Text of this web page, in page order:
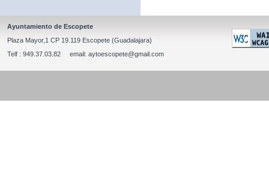
Ayuntamiento de Escopete
Plaza Mayor,1 CP 19.119 Escopete (Guadalajara)
Telf : 949.37.03.82 email: aytoescopete@gmail.com